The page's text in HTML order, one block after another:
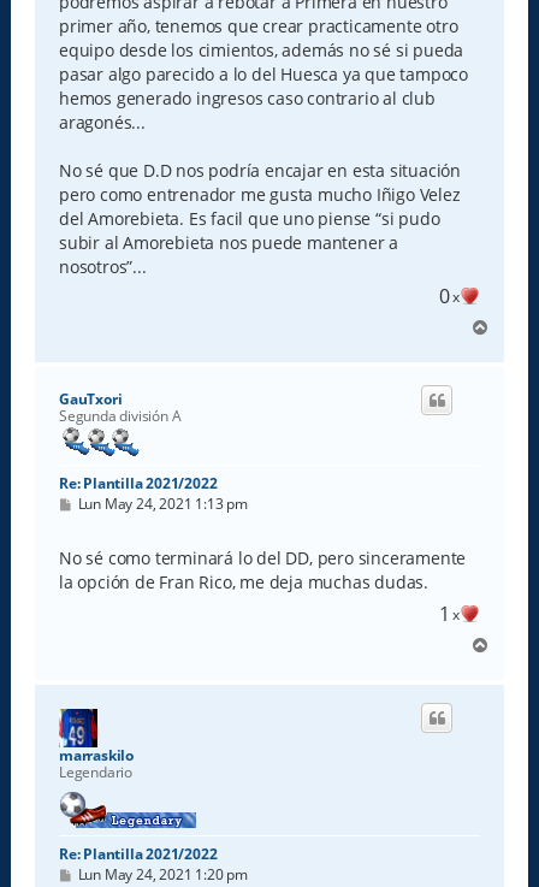
primer año, tenemos que crear practicamente otro
equipo desde los cimientos, además no sé si pueda
pasar algo parecido a lo del Huesca ya que tampoco
hemos generado ingresos caso contrario al club
aragonés...
No sé que D.D nos podría encajar en esta situación
pero como entrenador me gusta mucho Iñigo Velez
del Amorebieta. Es facil que uno piense “si pudo
subir al Amorebieta nos puede mantener a
nosotros”...
0x
r
GauTxori
Segunda división A
Re: Plantilla 2021/2022
M
s
a
Lun May 24, 2021 1:13 pm
No sé como terminará lo del DD, pero sinceramente
la opción de Fran Rico, me deja muchas dudas.
1 x
r
marraskilo
Legendario
Re: Plantilla 2021/2022
M
Lun May 24, 2021 1:20 pm